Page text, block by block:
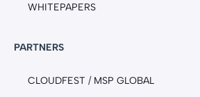
WHITEPAPERS
PARTNERS
CLOUDFEST / MSP GLOBAL